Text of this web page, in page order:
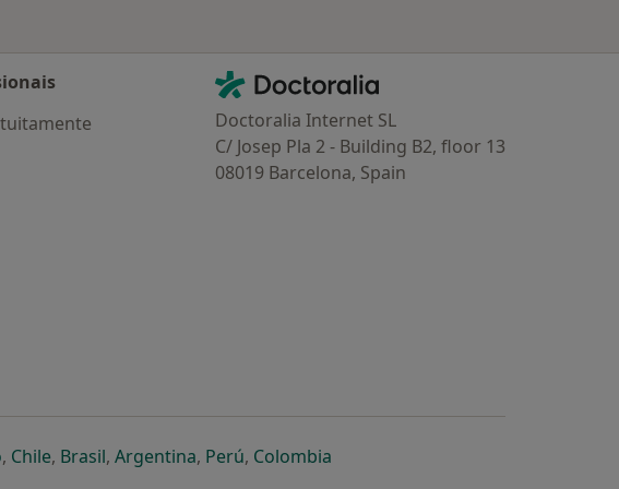
Contacto
Doctoralia - Homepage
Doctoralia Internet SL
C/ Josep Pla 2 - Building B2, floor 13
08019 Barcelona, Spain
novo separador
abre num novo separador
, Chileabre num novo separador
, Brasilabre num novo separador
, Argentinaabre num novo separador
, Perúabre num novo separador
, Colombiaabre num novo separador